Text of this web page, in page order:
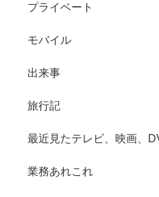
プライベート
モバイル
出来事
旅行記
最近見たテレビ、映画、
業務あれこれ